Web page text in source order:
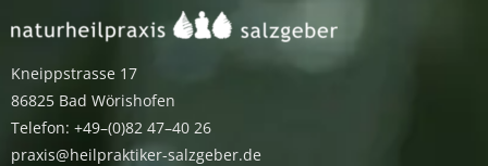
Kneippstrasse 17
86825 Bad Wörishofen
Telefon: +49–(0)82 47–40 26
praxis@heilpraktiker-salzgeber.de